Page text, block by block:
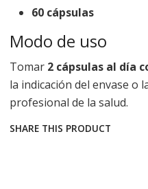
60 cápsulas
Modo de uso
Tomar 2 cápsulas al día
la indicación del envase o
profesional de la salud.
SHARE THIS PRODUCT